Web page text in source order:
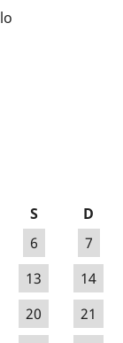
S
D
6
7
13
14
20
21